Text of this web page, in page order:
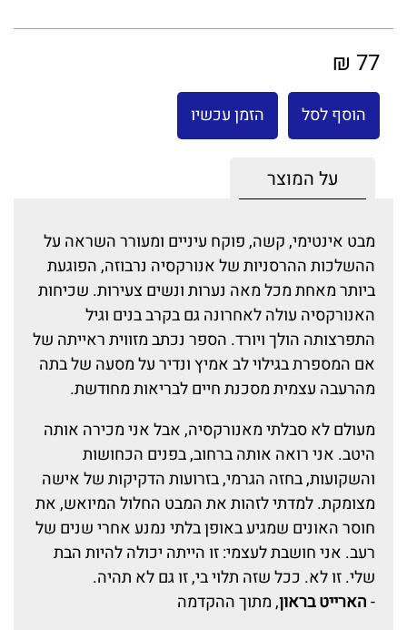
77 ₪
הוסף לסל הזמן עכשיו
על המוצר
מבט אינטימי, קשה, פוקח עיניים ומעורר השראה על
ההשלכות ההרסניות של אנורקסיה נרבוזה, הפוגעת
ביותר מאחת מכל מאה נערות ונשים צעירות. שכיחות
האנורקסיה עולה לאחרונה גם בקרב בנים וגיל
התפרצותה הולך ויורד. הספר נכתב מזווית ראייתה של
אם המספרת בגילוי לב אמיץ ונדיר על מסעה של בתה
מהרעבה עצמית מסכנת חיים לבריאות מחודשת.
מעולם לא סבלתי מאנורקסיה, אבל אני מכירה אותה
היטב. אני רואה אותה ברחוב, בפנים הכחושות
והשקועות, בחזה הגרמי, בזרועות הדקיקות של אישה
מצומקת. למדתי לזהות את המבט החלול המיואש, את
חוסר האונים שמגיע באופן בלתי נמנע אחרי שנים של
רעב. אני חושבת לעצמי: זו הייתה יכולה להיות הבת
שלי. זו לא. ככל שזה תלוי בי, זו גם לא תהיה.
-הארייט בראון, מתוך ההקדמה